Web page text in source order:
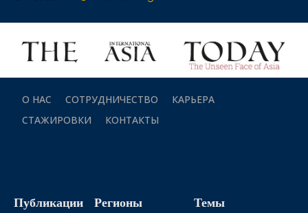
О НАС СОТРУДНИЧЕСТВО
КАРЬЕРА
СТАЖИРОВКИ
КОНТАКТЫ
Публикации Регионы Темы